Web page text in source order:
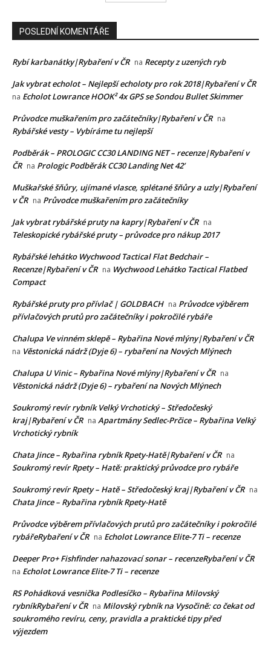
POSLEDNÍ KOMENTÁŘE
Rybí karbanátky|Rybaření v ČR na Recepty z uzených ryb
Jak vybrat echolot – Nejlepší echoloty pro rok 2018|Rybaření v ČR
na Echolot Lowrance HOOK² 4x GPS se Sondou Bullet Skimmer
Průvodce muškařením pro začátečníky|Rybaření v ČR na
Rybářské vesty – Vybíráme tu nejlepší
Podběrák – PROLOGIC CC30 LANDING NET – recenze|Rybaření v
ČR na Prologic Podběrák CC30 Landing Net 42’
Muškařské šňůry, ujímané vlasce, splétané šňůry a uzly|Rybaření
v ČR na Průvodce muškařením pro začátečníky
Jak vybrat rybářské pruty na kapry|Rybaření v ČR na
Teleskopické rybářské pruty – průvodce pro nákup 2017
Rybářské lehátko Wychwood Tactical Flat Bedchair –
Recenze|Rybaření v ČR na Wychwood Lehátko Tactical Flatbed
Compact
Rybářské pruty pro přívlač | GOLDBACH na Průvodce výběrem
přívlačových prutů pro začátečníky i pokročilé rybáře
Chalupa Ve vinném sklepě – Rybařina Nové mlýny|Rybaření v ČR
na Věstonická nádrž (Dyje 6) – rybaření na Nových Mlýnech
Chalupa U Vinic – Rybařina Nové mlýny|Rybaření v ČR na
Věstonická nádrž (Dyje 6) – rybaření na Nových Mlýnech
Soukromý revír rybník Velký Vrchotický – Středočeský
kraj|Rybaření v ČR na Apartmány Sedlec-Prčice – Rybařina Velký
Vrchotický rybník
Chata Jince – Rybařina rybník Rpety-Hatě|Rybaření v ČR na
Soukromý revír Rpety – Hatě: praktický průvodce pro rybáře
Soukromý revír Rpety – Hatě – Středočeský kraj|Rybaření v ČR na
Chata Jince – Rybařina rybník Rpety-Hatě
Průvodce výběrem přívlačových prutů pro začátečníky i pokročilé
rybářeRybaření v ČR na Echolot Lowrance Elite-7 Ti – recenze
Deeper Pro+ Fishfinder nahazovací sonar – recenzeRybaření v ČR
na Echolot Lowrance Elite-7 Ti – recenze
RS Pohádková vesnička Podlesíčko – Rybařina Milovský
rybníkRybaření v ČR na Milovský rybník na Vysočině: co čekat od
soukromého revíru, ceny, pravidla a praktické tipy před
výjezdem